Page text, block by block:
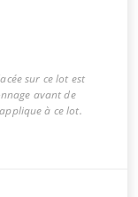
sur ce lot est
avant de
à ce lot.